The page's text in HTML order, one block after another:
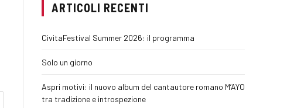
ARTICOLI RECENTI
CivitaFestival Summer 2026: il programma
Solo un giorno
Aspri motivi: il nuovo album del cantautore romano M’AYO
tra tradizione e introspezione